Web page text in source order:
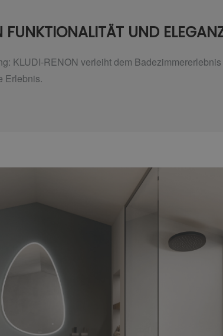
FUNKTIONALITÄT UND
KLUDI-RENON verleiht dem
Erlebnis.